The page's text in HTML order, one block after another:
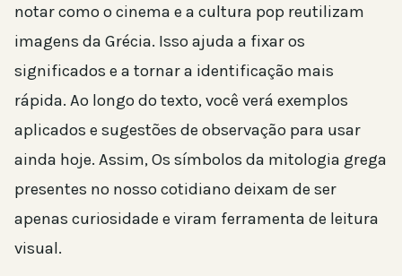
notar como o cinema e a cultura pop reutilizam
imagens da Grécia. Isso ajuda a fixar os
significados e a tornar a identificação mais
rápida. Ao longo do texto, você verá exemplos
aplicados e sugestões de observação para usar
ainda hoje. Assim, Os símbolos da mitologia grega
presentes no nosso cotidiano deixam de ser
apenas curiosidade e viram ferramenta de leitura
visual.